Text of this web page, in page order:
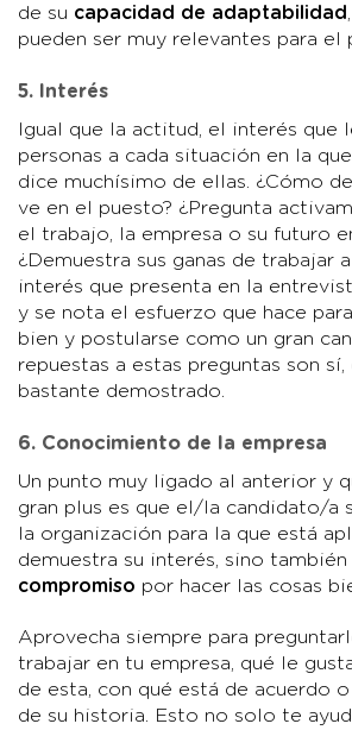
de su capacidad de adaptabilidad
pueden ser muy relevantes para el
5. Interés
Igual que la actitud, el interés que
personas a cada situación en la
dice muchísimo de ellas. ¿Cómo
ve en el puesto? ¿Pregunta
el trabajo, la empresa o su futuro
¿Demuestra sus ganas de trabajar
interés que presenta en la
y se nota el esfuerzo que hace
bien y postularse como un gran
repuestas a estas preguntas son
bastante demostrado.
6. Conocimiento de la empresa
Un punto muy ligado al anterior y
gran plus es que el/la candidato/a
la organización para la que está
demuestra su interés, sino también
compromiso por hacer las cosas
Aprovecha siempre para
trabajar en tu empresa, qué le
de esta, con qué está de acuerdo
de su historia. Esto no solo te